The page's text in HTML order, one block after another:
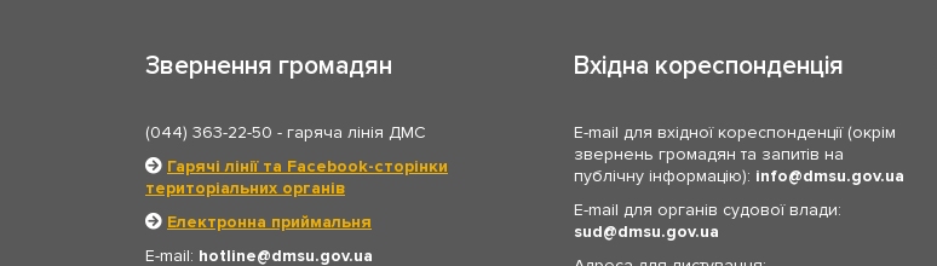
Звернення громадян
(044) 363-22-50 - гаряча лінія ДМС
Гарячі лінії та Facebook-сторінки
територіальних органів
Електронна приймальня
E-mail: hotline dmsu.gov.ua
Вхідна кореспонденція
E-mail для вхідної кореспонденції (окрім
звернень громадян та запитів на
публічну інформацію): info
dmsu.gov.ua
E-mail для органів судової влади:
sud
dmsu.gov.ua